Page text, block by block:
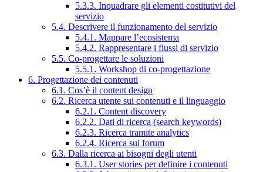
5.3.3. Inquadrare gli elementi costitutivi del
servizio
5.4. Descrivere il funzionamento del servizio
5.4.1. Mappare l’ecosistema
5.4.2. Rappresentare i flussi di servizio
5.5. Co-progettare le soluzioni
5.5.1. Workshop di co-progettazione
6. Progettazione dei contenuti
6.1. Cos’è il content design
6.2. Ricerca utente sui contenuti e il linguaggio
6.2.1. Content discovery
6.2.2. Dati di ricerca (search keywords)
6.2.3. Ricerca tramite analytics
6.2.4. Ricerca sui forum
6.3. Dalla ricerca ai bisogni degli utenti
6.3.1. User stories per definire i contenuti